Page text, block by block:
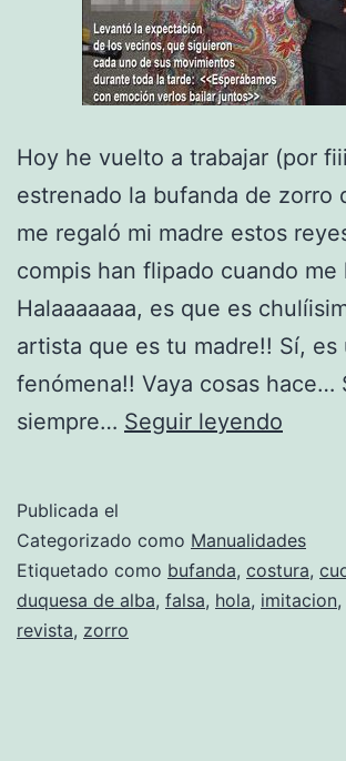
Hoy he vuelto a trabajar (por
estrenado la bufanda de zorro
me regaló mi madre estos
compis han flipado cuando me
Halaaaaaaa, es que es
artista que es tu madre!! Sí, es
fenómena!! Vaya cosas hace…
siempre… Seguir leyendo
Publicada el
Categorizado como Manualidades
Etiquetado como bufanda, costura,
duquesa de alba, falsa, hola, imitacion,
revista, zorro